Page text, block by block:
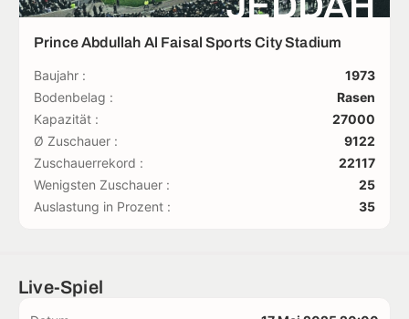
Prince Abdullah Al Faisal Sports City Stadium
Baujahr :
1973
Bodenbelag :
Rasen
Kapazität :
27000
Ø Zuschauer :
9122
Zuschauerrekord :
22117
Wenigsten Zuschauer :
25
Auslastung in Prozent :
35
Live-Spiel